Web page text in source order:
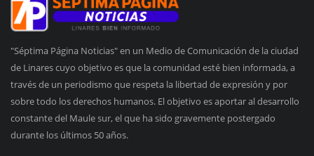
"Séptima Página Noticias" en un Medio de Comunicación de la ciudad
de Linares cuyo objetivo es que la comunidad esté bien informada, a
través de un periodismo que respeta la libertad de expresión y por
sobre todo los derechos humanos. El objetivo es aportar al desarrollo
constante del Maule sur, el que ha sido gravemente postergado
durante los últimos 50 años.